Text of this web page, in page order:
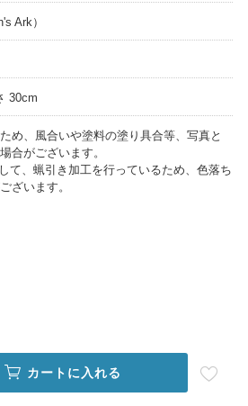
Ark）
30cm
め、風合いや塗料の塗り具合等、写真と
合がございます。
て、蝋引き加工を行っているため、色落ち
ざいます。
カートに入れる